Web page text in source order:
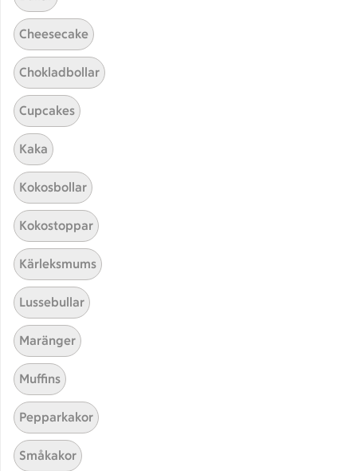
Testa att söka på något nytt, eller ta bort något av
Moussaka
Cheesecake
Chokladbollar
Cupcakes
Kaka
Kokosbollar
Kokostoppar
Kärleksmums
Lussebullar
Maränger
Muffins
Pepparkakor
Småkakor